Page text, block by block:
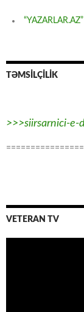
TƏMSİLÇİLİK
>>>siirsarnici-e-
VETERAN TV